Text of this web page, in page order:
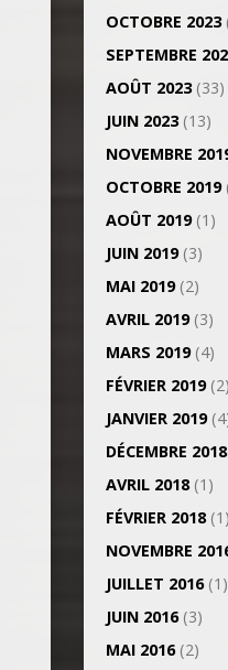
OCTOBRE 2023
SEPTEMBRE
AOÛT 2023(33)
JUIN 2023(13)
NOVEMBRE
OCTOBRE 2019
AOÛT 2019(1)
JUIN 2019(3)
MAI 2019(2)
AVRIL 2019(3)
MARS 2019(4)
FÉVRIER 2019(2)
JANVIER 2019
DÉCEMBRE 2018
AVRIL 2018(1)
FÉVRIER 2018(1)
NOVEMBRE
JUILLET 2016(1)
JUIN 2016(3)
MAI 2016(2)